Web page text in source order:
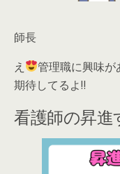
師長
え
管理職に興味が
期待してるよ‼
看護師の昇